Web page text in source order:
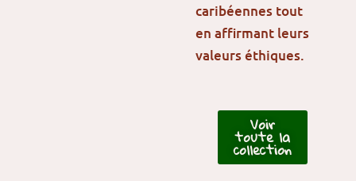
caribéennes tout
en affirmant leurs
valeurs éthiques.
Voir
toute la
collection